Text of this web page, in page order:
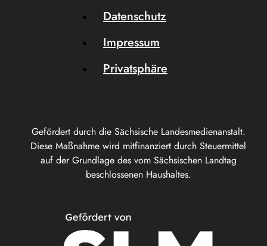
Gefördert durch die Sächsische Landesmedienanstalt.
Diese Maßnahme wird mitfinanziert durch Steuermittel
auf der Grundlage des vom Sächsischen Landtag
beschlossenen Haushaltes.
Datenschutz
Impressum
Privatsphäre